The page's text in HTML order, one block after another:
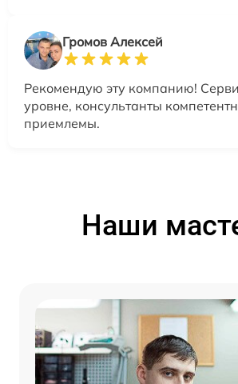
Громов Алексей
Рекомендую эту компанию!
уровне, консультанты
приемлемы.
Наши